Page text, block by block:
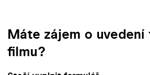
Máte zájem o
filmu?